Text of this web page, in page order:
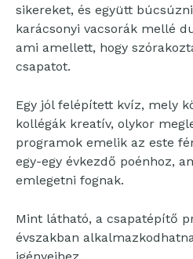
sikereket, és együtt
karácsonyi vacsorák mellé
ami amellett, hogy
csapatot.
Egy jól felépített kvíz, mely
kollégák kreatív, olykor
programok emelik az este
egy-egy évkezdő poénhoz,
emlegetni fognak.
Mint látható, a csapatépítő
évszakban